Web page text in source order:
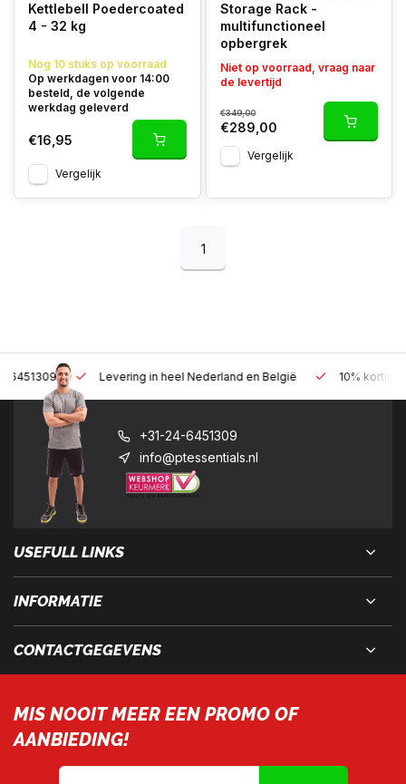
Kettlebell Poedercoated
4 - 32 kg
Nog 10 stuks op voorraad
Op werkdagen voor 14:00
besteld, de volgende
werkdag geleverd
€16,95
Vergelijk
Storage Rack -
multifunctioneel
opbergrek
Niet op voorraad, vraag naar
de levertijd
€349,00
€289,00
Vergelijk
1
Levering in heel Nederland en België 10% korting met een
+31-24-6451309
info@ptessentials.nl
USEFULL LINKS
INFORMATIE
CONTACTGEGEVENS
MIS NOOIT MEER EEN PROMO OF
AANBIEDING!